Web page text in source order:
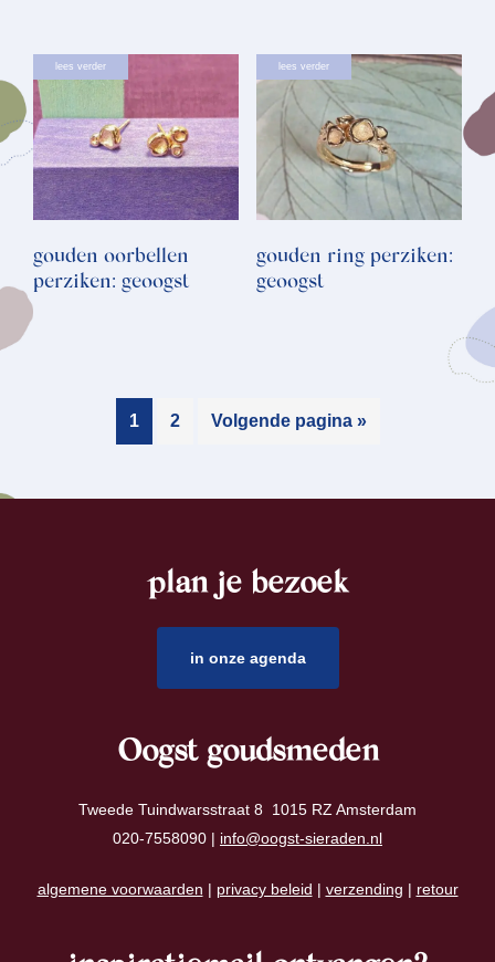
lees verder
gouden oorbellen
perziken: geoogst
lees verder
gouden ring perziken:
geoogst
1 2 Volgende pagina »
plan je bezoek
in onze agenda
Oogst goudsmeden
Tweede Tuindwarsstraat 8 1015 RZ Amsterdam
020-7558090 | info@oogst-sieraden.nl
algemene voorwaarden | privacy beleid | verzending | retour